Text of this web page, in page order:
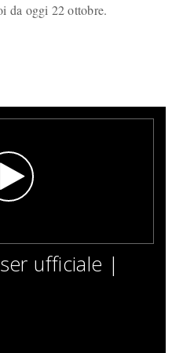
da oggi 22 ottobre.
ufficiale |